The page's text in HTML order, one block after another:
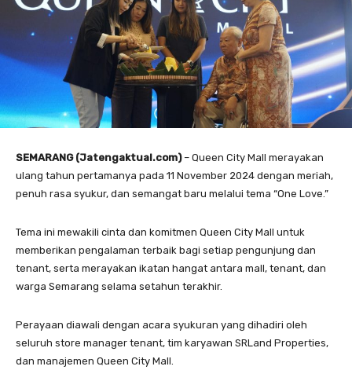
SEMARANG (Jatengaktual.com)– Queen City Mall merayakan
ulang tahun pertamanya pada 11 November 2024 dengan meriah,
penuh rasa syukur, dan semangat baru melalui tema “One Love.”
Tema ini mewakili cinta dan komitmen Queen City Mall untuk
memberikan pengalaman terbaik bagi setiap pengunjung dan
tenant, serta merayakan ikatan hangat antara mall, tenant, dan
warga Semarang selama setahun terakhir.
Perayaan diawali dengan acara syukuran yang dihadiri oleh
seluruh store manager tenant, tim karyawan SRLand Properties,
dan manajemen Queen City Mall.